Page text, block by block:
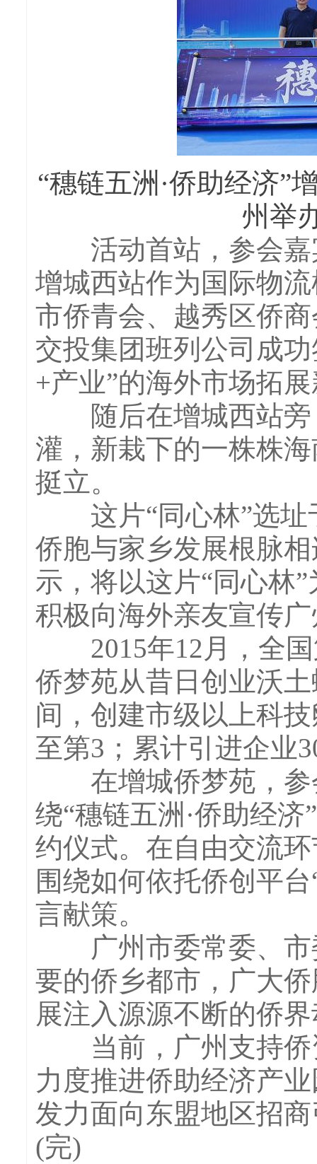
“穗链五洲·侨助经济”
州举
活动首站，参会嘉
增城西站作为国际物
市侨青会、越秀区侨
交投集团班列公司成
+产业”的海外市场拓
随后在增城西站旁
灌，新栽下的一株株
挺立。
这片“同心林”选址
侨胞与家乡发展根脉
示，将以这片“同心林
积极向海外亲友宣传
2015年12月，全国
侨梦苑从昔日创业沃
间，创建市级以上科
至第3；累计引进企业
在增城侨梦苑，参
绕“穗链五洲·侨助经
约仪式。在自由交流
围绕如何依托侨创平
言献策。
广州市委常委、市
要的侨乡都市，广大
展注入源源不断的侨
当前，广州支持侨
力度推进侨助经济产
发力面向东盟地区招
(完)